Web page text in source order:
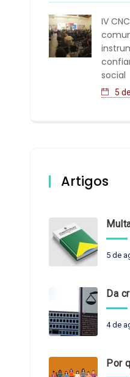
IV
social
5
Artigos
Multa pune, e débito
5 de
Da crítica à
4 de
Por que